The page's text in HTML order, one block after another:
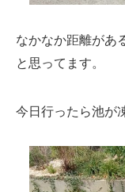
なかなか距離があ
と思ってます。
今日行ったら池が